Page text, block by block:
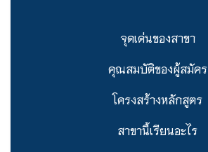
จุดเด่นของสาขา
คุณสมบัติของผู้สมัคร
โครงสร้างหลักสูตร
สาขานี้เรียนอะไร